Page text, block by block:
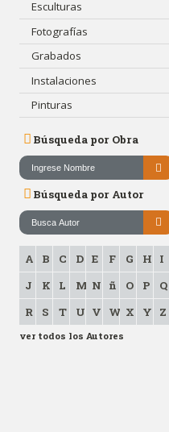
Esculturas
Fotografías
Grabados
Instalaciones
Pinturas
Búsqueda por Obra
Búsqueda por Autor
A B C D E F G H
I
J
K L M N ñ O P
Q
R
S T U V W X Y Z
ver todos los Autores